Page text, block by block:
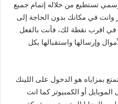
تستطيع من خلاله إتمام جميع
وانت في مكانك بدون الحاجة إلى
في اقرب نقطة لك، فأنت بالفعل
وإرسالها واستقبالها بكل
بمزاياه هو الدخول على اللينك
أو الكمبيوتر كما انت